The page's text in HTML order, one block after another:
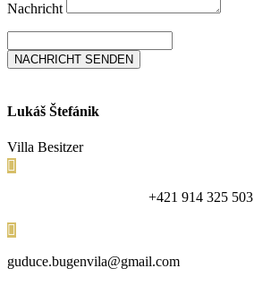
Nachricht
NACHRICHT SENDEN
Lukáš Štefánik
Villa Besitzer

+421 914 325 503

guduce.bugenvila@gmail.com